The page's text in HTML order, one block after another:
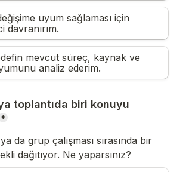
uyum sağlaması için
davranırım.
mevcut süreç, kaynak ve
analiz ederim.
toplantıda biri konuyu
*
da grup çalışması sırasında bir
dağıtıyor. Ne yaparsınız?